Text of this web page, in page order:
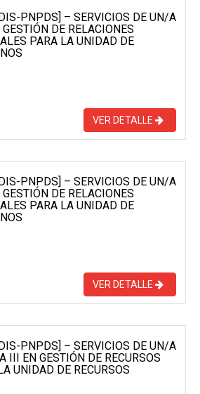
PNPDS] – SERVICIOS DE UN/A
DE RELACIONES
PARA LA UNIDAD DE
VER DETALLE
PNPDS] – SERVICIOS DE UN/A
DE RELACIONES
PARA LA UNIDAD DE
VER DETALLE
PNPDS] – SERVICIOS DE UN/A
III EN GESTIÓN DE RECURSOS
UNIDAD DE RECURSOS